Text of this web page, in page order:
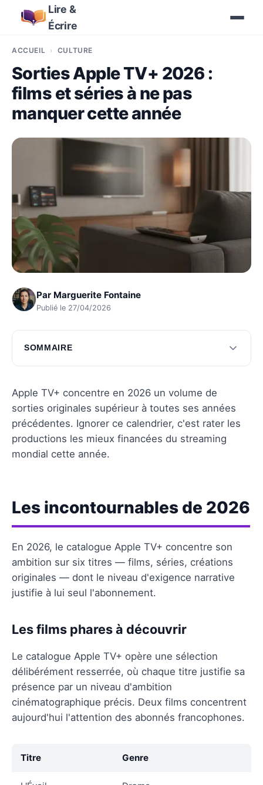
Lire &
Écrire
ACCUEIL CULTURE
Sorties Apple TV+ 2026 :
films et séries à ne pas
manquer cette année
Par Marguerite Fontaine
Publié le 27/04/2026
SOMMAIRE
Les incontournables de 2026
Les tendances à explorer
Questions fréquentes
Apple TV+ concentre en 2026 un volume de
sorties originales supérieur à toutes ses années
précédentes. Ignorer ce calendrier, c'est rater les
productions les mieux financées du streaming
mondial cette année.
Les incontournables de 2026
En 2026, le catalogue Apple TV+ concentre son
ambition sur six titres — films, séries, créations
originales — dont le niveau d'exigence narrative
justifie à lui seul l'abonnement.
Les films phares à découvrir
Le catalogue Apple TV+ opère une sélection
délibérément resserrée, où chaque titre justifie sa
présence par un niveau d'ambition
cinématographique précis. Deux films concentrent
aujourd'hui l'attention des abonnés francophones.
Titre Genre